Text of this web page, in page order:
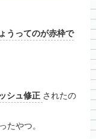
うってのが赤枠で
シュ修正 されたの
たやつ。